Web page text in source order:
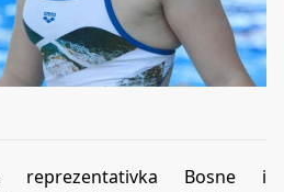
reprezentativka Bosne i